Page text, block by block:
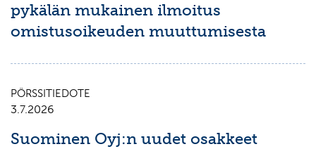
pykälän mukainen ilmoitus
omistusoikeuden muuttumisesta
PÖRSSITIEDOTE
3.7.2026
Suominen Oyj:n uudet osakkeet